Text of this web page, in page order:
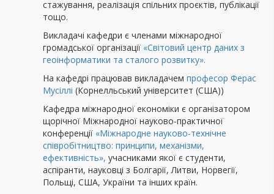
стажування, реалізація спільних проєктів, публікації
тощо.
Викладачі кафедри є членами міжнародної
громадської організації «Світовий центр даних з
геоінформатики та сталого розвитку».
На кафедрі працював викладачем професор Ферас
Мусіллі (Корнелльський університет (США))
Кафедра міжнародної економіки є організатором
щорічної Міжнародної науково-практичної
конференції «Міжнародне науково-технічне
співробітництво: принципи, механізми,
ефективність», учасниками якої є студенти,
аспіранти, науковці з Болгарії, Литви, Норвегії,
Польщі, США, України та інших країн.